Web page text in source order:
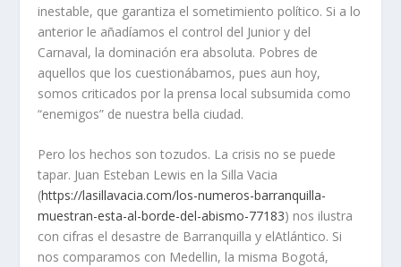
inestable, que garantiza el sometimiento político. Si a lo
anterior le añadíamos el control del Junior y del
Carnaval, la dominación era absoluta. Pobres de
aquellos que los cuestionábamos, pues aun hoy,
somos criticados por la prensa local subsumida como
“enemigos” de nuestra bella ciudad.
Pero los hechos son tozudos. La crisis no se puede
tapar. Juan Esteban Lewis en la Silla Vacia
(https://lasillavacia.com/los-numeros-barranquilla-
muestran-esta-al-borde-del-abismo-77183) nos ilustra
con cifras el desastre de Barranquilla y elAtlántico. Si
nos comparamos con Medellin, la misma Bogotá,